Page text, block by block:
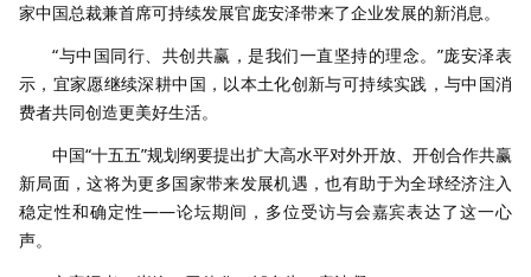
家中国总裁兼首席可持续发展官庞安泽带来了企业发展的新消息。
“与中国同行、共创共赢，是我们一直坚持的理念。”庞安泽表
示，宜家愿继续深耕中国，以本土化创新与可持续实践，与中国消
费者共同创造更美好生活。
中国“十五五”规划纲要提出扩大高水平对外开放、开创合作共赢
新局面，这将为更多国家带来发展机遇，也有助于为全球经济注入
稳定性和确定性——论坛期间，多位受访与会嘉宾表达了这一心
声。